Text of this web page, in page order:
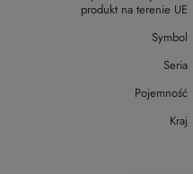
produkt na terenie UE
Symbol
Seria
Pojemność
Kraj